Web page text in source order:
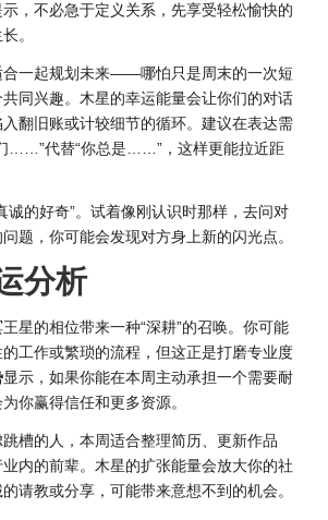
示，不必急于定义关系，先享受轻松愉快的
。
合一起规划未来——哪怕只是周末的一次短
同兴趣。木星的幸运能量会让你们的对话
翻旧账或计较细节的循环。建议在表达需
……”代替“你总是……”，这样更能拉近距
诚的好奇”。试着像刚认识时那样，去问对
题，你可能会发现对方身上新的闪光点。
分析
星的相位带来一种“深耕”的召唤。你可能
工作或繁琐的流程，但这正是打磨专业度
显示，如果你能在本周主动承担一个需要耐
你赢得信任和更多资源。
槽的人，本周适合整理简历、更新作品
内的前辈。木星的扩张能量会放大你的社
请教或分享，可能带来意想不到的机会。